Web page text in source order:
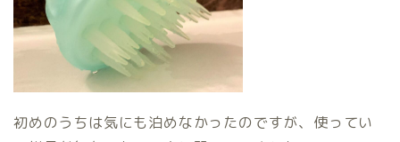
初めのうちは気にも泊めなかったのですが、使ってい